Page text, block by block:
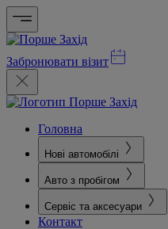
Забронювати візит
Головна
Нові автомобілі
Авто з пробігом
Сервіс та аксесуари
Контакт